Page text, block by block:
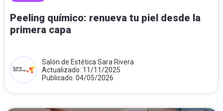
Peeling químico: renueva tu piel desde la
primera capa
Salón de Estética Sara Rivera
Actualizado: 11/11/2025
Publicado: 04/05/2026